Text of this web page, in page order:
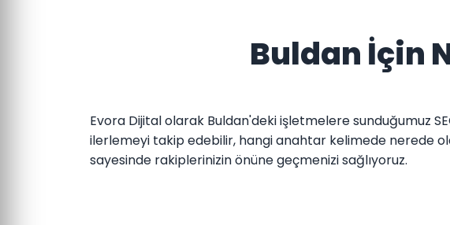
Buldan İçin
Evora Dijital olarak Buldan'deki işletmelere sunduğumuz
ilerlemeyi takip edebilir, hangi anahtar kelimede nerede
sayesinde rakiplerinizin önüne geçmenizi sağlıyoruz.